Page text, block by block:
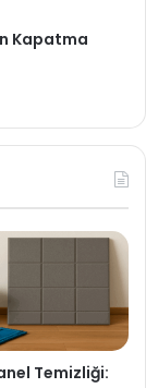
Kapatma
Temizliği: